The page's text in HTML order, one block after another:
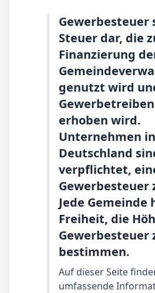
Gewerbesteuer
Steuer dar, die
Finanzierung
genutzt wird
erhoben wird.
Unternehmen in
Deutschland
verpflichtet,
Gewerbesteuer
Jede Gemeinde
Freiheit, die
Gewerbesteuer
bestimmen.
Auf dieser Seite
umfassende